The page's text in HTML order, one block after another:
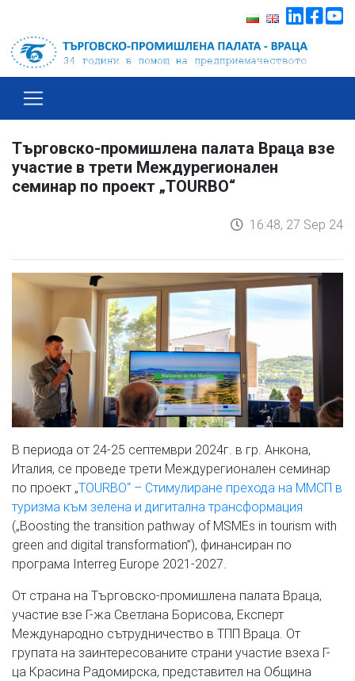
Търговско-промишлена палата Враца взе
участие в трети Междурегионален
семинар по проект „TOURBO“
16:48, 27 Sep 24
В периода от 24-25 септември 2024г. в гр. Анкона,
Италия, се проведе трети Междурегионален семинар
по проект „TOURBO“ – Стимулиране прехода на ММСП в
туризма към зелена и дигитална трансформация
(„Boosting the transition pathway of MSMEs in tourism with
green and digital transformation”), финансиран по
програма Interreg Europe 2021-2027.
От страна на Търговско-промишлена палата Враца,
участие взе Г-жа Светлана Борисова, Експерт
Международно сътрудничество в ТПП Враца. От
групата на заинтересованите страни участие взеха Г-
ца Красина Радомирска, представител на Община